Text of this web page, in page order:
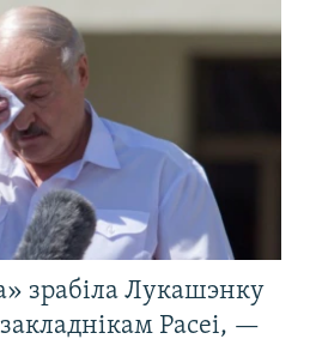
зрабіла Лукашэнку
Расеі, —